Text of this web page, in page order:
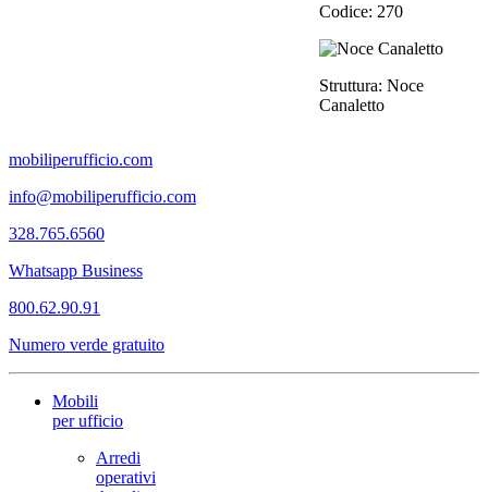
Codice: 270
Struttura: Noce
Canaletto
mobiliperufficio.com
info@mobiliperufficio.com
328.765.6560
Whatsapp Business
800.62.90.91
Numero verde gratuito
Mobili
per ufficio
Arredi
operativi